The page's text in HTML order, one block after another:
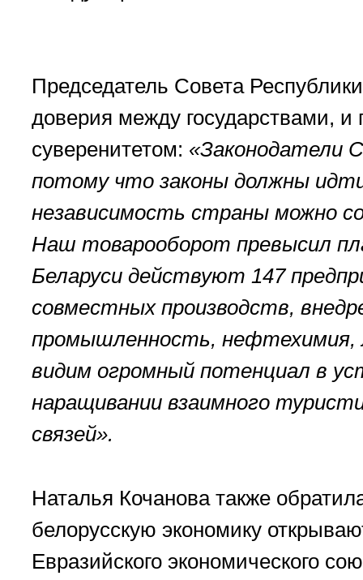
Председатель Совета
доверия между государствами,
суверенитетом: «Законодатели
потому что законы должны
независимость страны можно
Наш товарооборот превысил
Беларуси действуют 147
совместных производств,
промышленность, нефтехимия,
видим огромный потенциал в
наращивании взаимного
связей».
Наталья Кочанова также
белорусскую экономику
Евразийского экономического